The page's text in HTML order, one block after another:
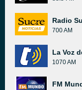
Radio
700 AM
La Voz
1070 AM
FM